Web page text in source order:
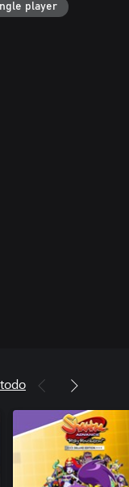
player